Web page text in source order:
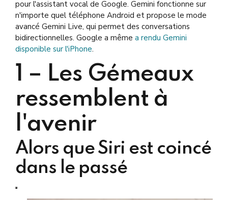
pour l'assistant vocal de Google. Gemini fonctionne sur
n'importe quel téléphone Android et propose le mode
avancé Gemini Live, qui permet des conversations
bidirectionnelles. Google a même a rendu Gemini
disponible sur l'iPhone.
1 – Les Gémeaux
ressemblent à
l'avenir
Alors que Siri est coincé
dans le passé